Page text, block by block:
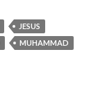
JESUS
MUHAMMAD